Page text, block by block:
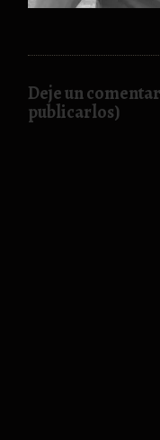
Deje un
publicarlos)